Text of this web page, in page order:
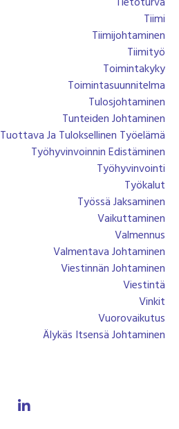
Tiimi
Tiimijohtaminen
Tiimityö
Toimintakyky
Toimintasuunnitelma
Tulosjohtaminen
Tunteiden Johtaminen
Tuottava Ja Tuloksellinen Työelämä
Työhyvinvoinnin Edistäminen
Työhyvinvointi
Työkalut
Työssä Jaksaminen
Vaikuttaminen
Valmennus
Valmentava Johtaminen
Viestinnän Johtaminen
Viestintä
Vinkit
Vuorovaikutus
Älykäs Itsensä Johtaminen